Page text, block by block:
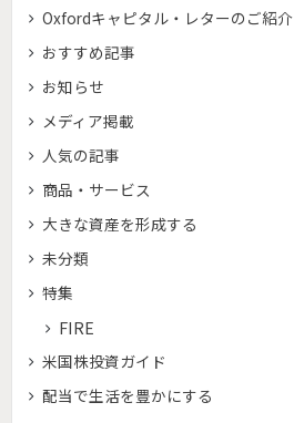
Oxfordキャピタル・レターのご紹介
おすすめ記事
お知らせ
メディア掲載
人気の記事
商品・サービス
大きな資産を形成する
未分類
特集
FIRE
米国株投資ガイド
配当で生活を豊かにする